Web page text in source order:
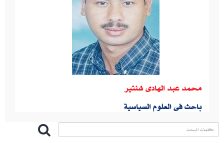
محمد عبد الهادى شنتير
باحث فى العلوم السياسية